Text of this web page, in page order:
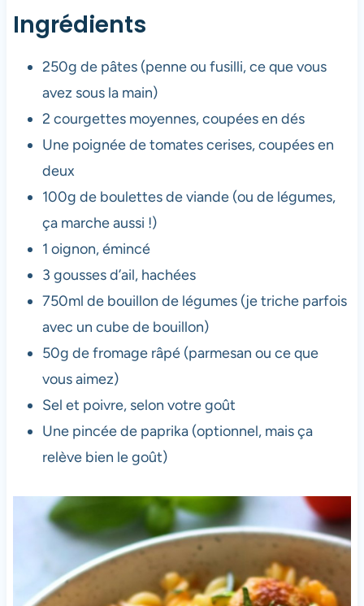
Ingrédients
250g de pâtes (penne ou fusilli, ce que vous
avez sous la main)
2 courgettes moyennes, coupées en dés
Une poignée de tomates cerises, coupées en
deux
100g de boulettes de viande (ou de légumes,
ça marche aussi !)
1 oignon, émincé
3 gousses d’ail, hachées
750ml de bouillon de légumes (je triche parfois
avec un cube de bouillon)
50g de fromage râpé (parmesan ou ce que
vous aimez)
Sel et poivre, selon votre goût
Une pincée de paprika (optionnel, mais ça
relève bien le goût)